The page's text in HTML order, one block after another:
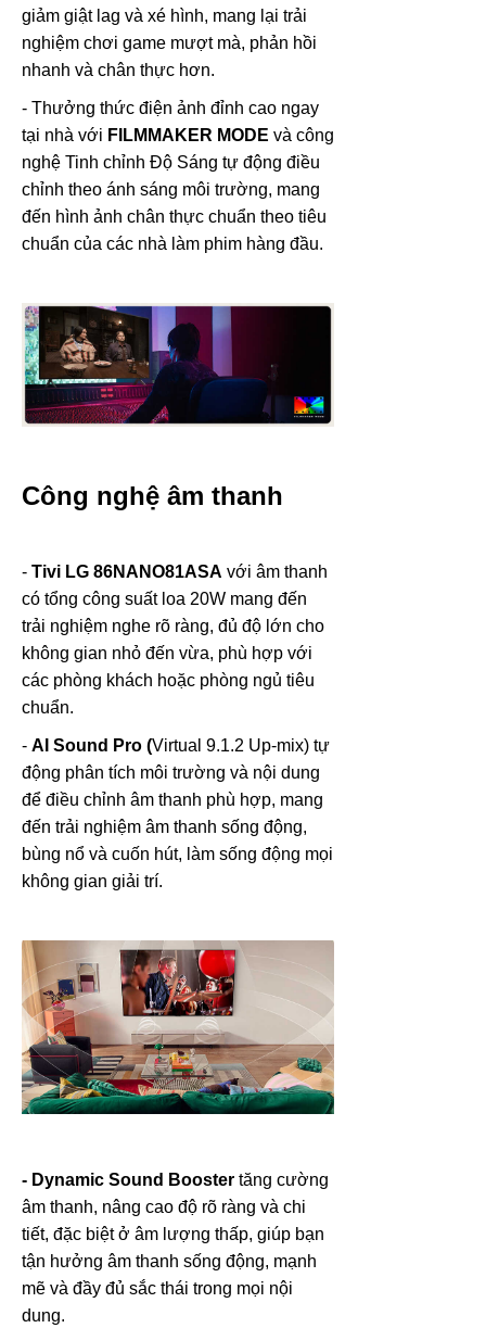
giảm giật lag và xé hình, mang lại trải
nghiệm chơi game mượt mà, phản hồi
nhanh và chân thực hơn.
- Thưởng thức điện ảnh đỉnh cao ngay
tại nhà với FILMMAKER MODE và công
nghệ Tinh chỉnh Độ Sáng tự động điều
chỉnh theo ánh sáng môi trường, mang
đến hình ảnh chân thực chuẩn theo tiêu
chuẩn của các nhà làm phim hàng đầu.
Công nghệ âm thanh
- Tivi LG 86NANO81ASA với âm thanh
có tổng công suất loa 20W mang đến
trải nghiệm nghe rõ ràng, đủ độ lớn cho
không gian nhỏ đến vừa, phù hợp với
các phòng khách hoặc phòng ngủ tiêu
chuẩn.
- AI Sound Pro (Virtual 9.1.2 Up-mix) tự
động phân tích môi trường và nội dung
để điều chỉnh âm thanh phù hợp, mang
đến trải nghiệm âm thanh sống động,
bùng nổ và cuốn hút, làm sống động mọi
không gian giải trí.
- Dynamic Sound Booster tăng cường
âm thanh, nâng cao độ rõ ràng và chi
tiết, đặc biệt ở âm lượng thấp, giúp bạn
tận hưởng âm thanh sống động, mạnh
mẽ và đầy đủ sắc thái trong mọi nội
dung.